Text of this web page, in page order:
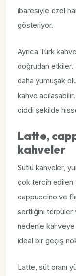
ibaresiyle özel
gösteriyor.
Ayrıca Türk
doğrudan etkiler.
daha yumuşak
kahve
ciddi şekilde
Latte,
kahveler
Sütlü kahveler,
çok tercih edilen
cappuccino ve
sertliğini törpüler
nedenle
ideal bir geçiş
Latte, süt oranı